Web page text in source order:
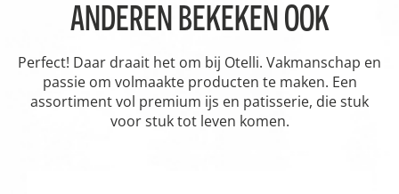
ANDEREN BEKEKEN OOK
Perfect! Daar draait het om bij Otelli. Vakmanschap en
passie om volmaakte producten te maken. Een
assortiment vol premium ijs en patisserie, die stuk
voor stuk tot leven komen.